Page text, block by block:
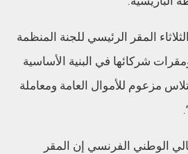
المقر الرئيسي للجنة المنظمة
باريس 2024 ومقرات شركائها في البنية الأساسية
مزعوم للأموال العامة ومعاملة
الوطني الفرنسي إن المقر